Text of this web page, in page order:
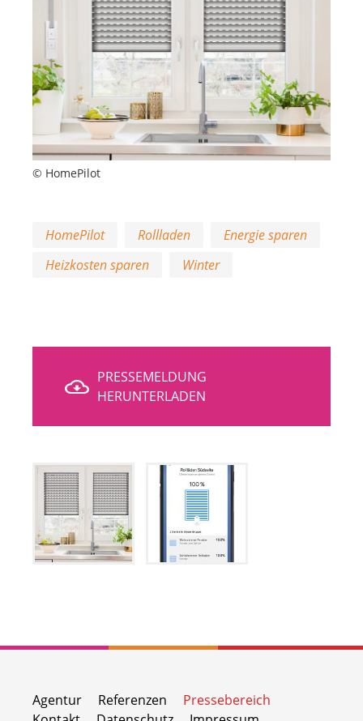
© HomePilot
HomePilot Rollladen
Energie sparen
Heizkosten sparen
Winter
PRESSEMELDUNG
HERUNTERLADEN
Agentur Referenzen
Pressebereich